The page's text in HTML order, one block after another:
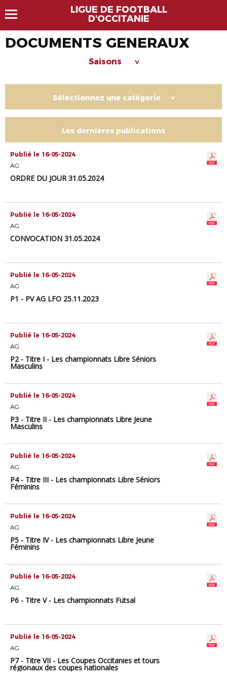
LIGUE DE FOOTBALL
D'OCCITANIE
DOCUMENTS GENERAUX
Saisons >
Sélectionnez une catégorie >
Les dernières publications
Publié le 16-05-2024
AG
ORDRE DU JOUR 31.05.2024
Publié le 16-05-2024
AG
CONVOCATION 31.05.2024
Publié le 16-05-2024
AG
P1 - PV AG LFO 25.11.2023
Publié le 16-05-2024
AG
P2 - Titre I - Les championnats Libre Séniors
Masculins
Publié le 16-05-2024
AG
P3 - Titre II - Les championnats Libre Jeune
Masculins
Publié le 16-05-2024
AG
P4 - Titre III - Les championnats Libre Séniors
Féminins
Publié le 16-05-2024
AG
P5 - Titre IV - Les championnats Libre Jeune
Féminins
Publié le 16-05-2024
AG
P6 - Titre V - Les championnats Futsal
Publié le 16-05-2024
AG
P7 - Titre VII - Les Coupes Occitanies et tours
régionaux des coupes nationales